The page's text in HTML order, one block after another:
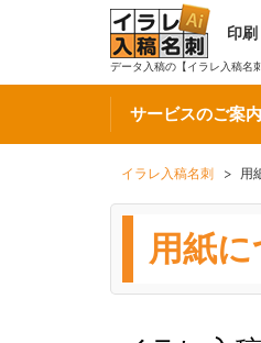
印
データ入稿の【イラレ入稿名
サービスのご案内
イラレ入稿名刺 用
用紙